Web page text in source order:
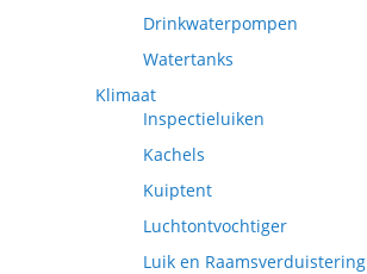
Drinkwaterpompen
Watertanks
Klimaat
Inspectieluiken
Kachels
Kuiptent
Luchtontvochtiger
Luik en Raamsverduistering